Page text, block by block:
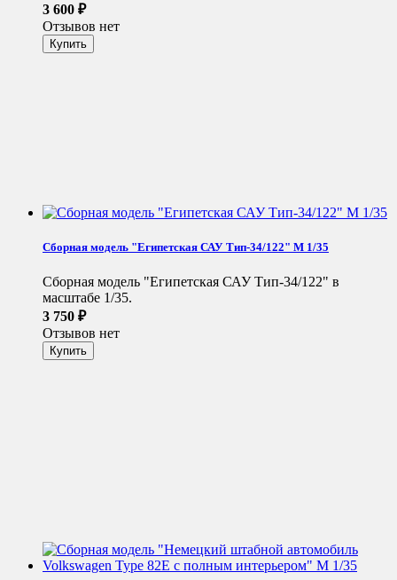
3 600 ₽
Отзывов нет
Сборная модель "Египетская САУ Тип-34/122" М 1/35
Сборная модель "Египетская САУ Тип-34/122" в
масштабе 1/35.
3 750 ₽
Отзывов нет